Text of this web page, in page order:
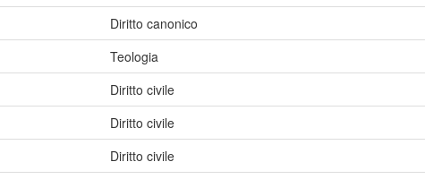
Diritto canonico
Teologia
Diritto civile
Diritto civile
Diritto civile